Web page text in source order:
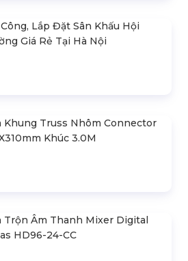
Lắp Đặt Sân Khấu Hội
Giá Rẻ Tại Hà Nội
Khung Truss Nhôm Connector
Khúc 3.0M
Trộn Âm Thanh Mixer Digital
HD96-24-CC